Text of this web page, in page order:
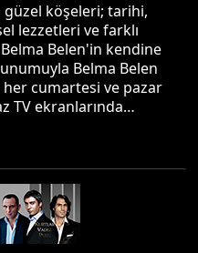
köşeleri; tarihi,
lezzetleri ve farklı
Belen'in kendine
Belma Belen
cumartesi ve pazar
TV ekranlarında…